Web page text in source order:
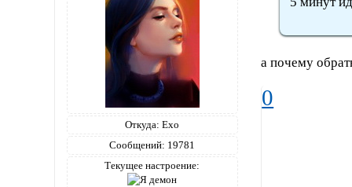
Откуда: Ехо
Сообщений: 19781
Текущее настроение:
а почему
0